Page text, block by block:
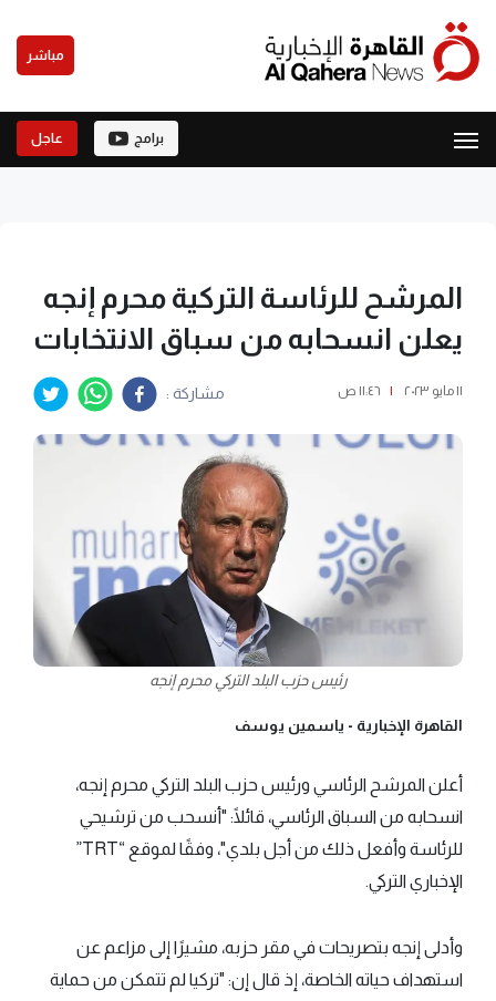
مباشر
برامج عاجل
المرشح للرئاسة التركية محرم إنجه
يعلن انسحابه من سباق الانتخابات
١١ مايو ٢٠٢٣ | ١١:٤٦ ص مشاركة :
رئيس حزب البلد التركي محرم إنجه
القاهرة الإخبارية - ياسمين يوسف
أعلن المرشح الرئاسي ورئيس حزب البلد التركي محرم إنجه،
انسحابه من السباق الرئاسي، قائلًا: "أنسحب من ترشيحي
للرئاسة وأفعل ذلك من أجل بلدي"، وفقًا لموقع “TRT”
الإخباري التركي.
وأدلى إنجه بتصريحات في مقر حزبه، مشيرًا إلى مزاعم عن
استهداف حياته الخاصة، إذ قال إن: "تركيا لم تتمكن من حماية